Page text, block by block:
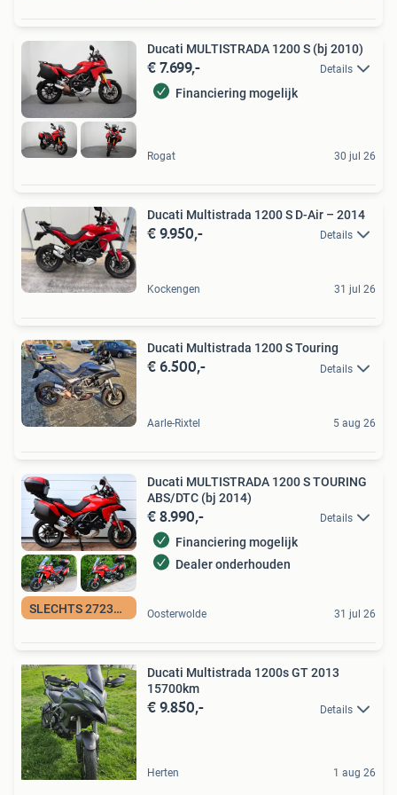
Ducati MULTISTRADA 1200 S (bj 2010)
€ 7.699,- Details
Financiering mogelijk
Rogat 30 jul 26
Ducati Multistrada 1200 S D-Air – 2014
€ 9.950,- Details
Kockengen 31 jul 26
Ducati Multistrada 1200 S Touring
€ 6.500,- Details
Aarle-Rixtel 5 aug 26
SLECHTS 27235KM
Ducati MULTISTRADA 1200 S TOURING
ABS/DTC (bj 2014)
€ 8.990,- Details
Financiering mogelijk
Dealer onderhouden
Oosterwolde 31 jul 26
Ducati Multistrada 1200s GT 2013
15700km
€ 9.850,- Details
Herten 1 aug 26